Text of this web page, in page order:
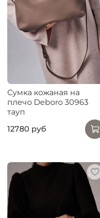
Сумка кожаная на
плечо Deboro 30963
тауп
12780 руб